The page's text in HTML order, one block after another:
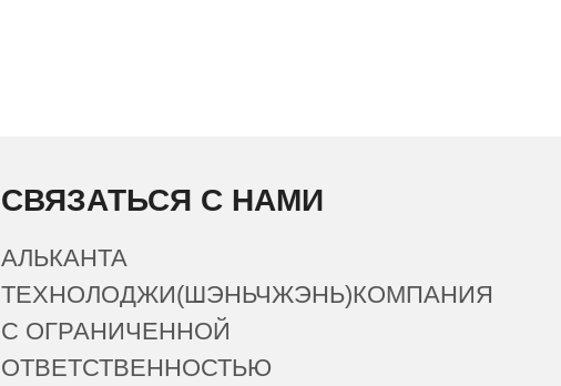
СВЯЗАТЬСЯ С НАМИ
АЛЬКАНТА
ТЕХНОЛОДЖИ(ШЭНЬЧЖЭНЬ)КОМПАНИЯ
С ОГРАНИЧЕННОЙ
ОТВЕТСТВЕННОСТЬЮ